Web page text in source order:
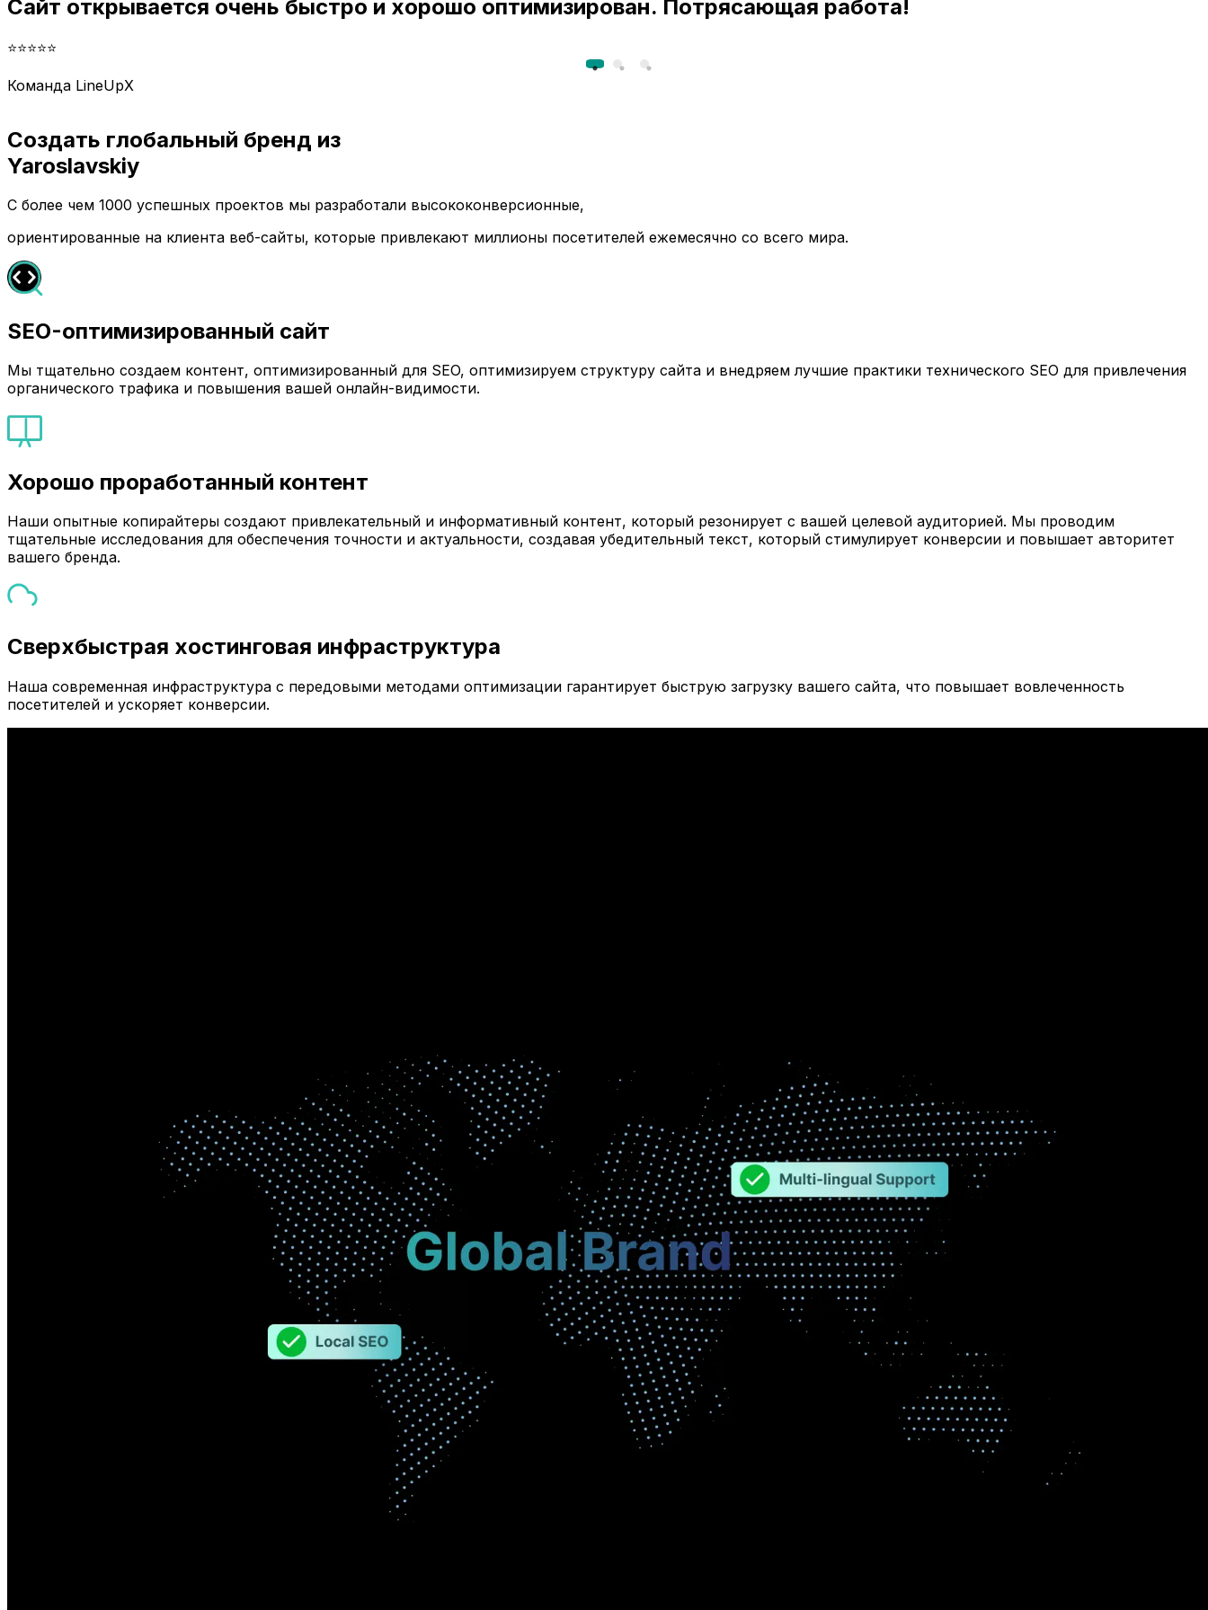
Сайт открывается очень быстро и хорошо оптимизирован. Потрясающая работа!
⭐⭐⭐⭐⭐
Команда LineUpX
Создать глобальный бренд из
Yaroslavskiy
С более чем 1000 успешных проектов мы разработали высококонверсионные,
ориентированные на клиента веб-сайты, которые привлекают миллионы посетителей ежемесячно со всего мира.
SEO-оптимизированный сайт
Мы тщательно создаем контент, оптимизированный для SEO, оптимизируем структуру сайта и внедряем лучшие практики технического SEO для привлечения
органического трафика и повышения вашей онлайн-видимости.
Хорошо проработанный контент
Наши опытные копирайтеры создают привлекательный и информативный контент, который резонирует с вашей целевой аудиторией. Мы проводим
тщательные исследования для обеспечения точности и актуальности, создавая убедительный текст, который стимулирует конверсии и повышает авторитет
вашего бренда.
Сверхбыстрая хостинговая инфраструктура
Наша современная инфраструктура с передовыми методами оптимизации гарантирует быструю загрузку вашего сайта, что повышает вовлеченность
посетителей и ускоряет конверсии.